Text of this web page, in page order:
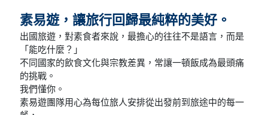
素易遊，讓旅行回歸最純粹的美好。
出國旅遊，對素食者來說，最擔心的往往不是語言，而是
「能吃什麼？」
不同國家的飲食文化與宗教差異，常讓一頓飯成為最頭痛
的挑戰。
我們懂你。
素易遊團隊用心為每位旅人安排從出發前到旅途中的每一